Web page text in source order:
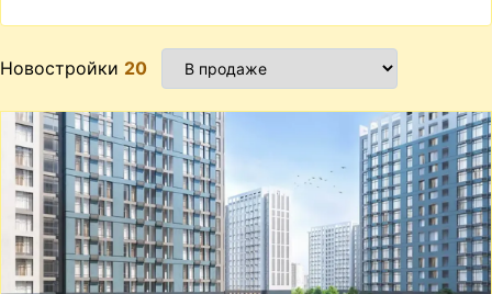
Новостройки 20